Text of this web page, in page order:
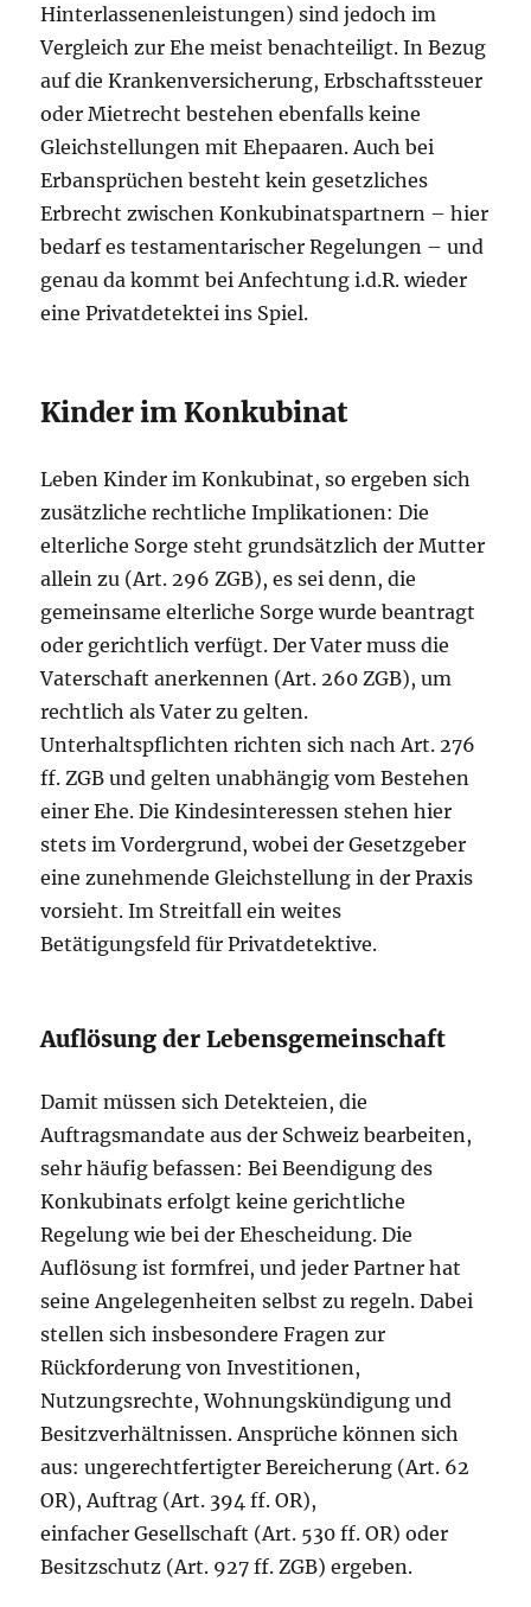
Hinterlassenenleistungen) sind jedoch im
Vergleich zur Ehe meist benachteiligt. In Bezug
auf die Krankenversicherung, Erbschaftssteuer
oder Mietrecht bestehen ebenfalls keine
Gleichstellungen mit Ehepaaren. Auch bei
Erbansprüchen besteht kein gesetzliches
Erbrecht zwischen Konkubinatspartnern – hier
bedarf es testamentarischer Regelungen – und
genau da kommt bei Anfechtung i.d.R. wieder
eine Privatdetektei ins Spiel.
Kinder im Konkubinat
Leben Kinder im Konkubinat, so ergeben sich
zusätzliche rechtliche Implikationen: Die
elterliche Sorge steht grundsätzlich der Mutter
allein zu (Art. 296 ZGB), es sei denn, die
gemeinsame elterliche Sorge wurde beantragt
oder gerichtlich verfügt. Der Vater muss die
Vaterschaft anerkennen (Art. 260 ZGB), um
rechtlich als Vater zu gelten.
Unterhaltspflichten richten sich nach Art. 276
ff. ZGB und gelten unabhängig vom Bestehen
einer Ehe. Die Kindesinteressen stehen hier
stets im Vordergrund, wobei der Gesetzgeber
eine zunehmende Gleichstellung in der Praxis
vorsieht. Im Streitfall ein weites
Betätigungsfeld für Privatdetektive.
Auflösung der Lebensgemeinschaft
Damit müssen sich Detekteien, die
Auftragsmandate aus der Schweiz bearbeiten,
sehr häufig befassen: Bei Beendigung des
Konkubinats erfolgt keine gerichtliche
Regelung wie bei der Ehescheidung. Die
Auflösung ist formfrei, und jeder Partner hat
seine Angelegenheiten selbst zu regeln. Dabei
stellen sich insbesondere Fragen zur
Rückforderung von Investitionen,
Nutzungsrechte, Wohnungskündigung und
Besitzverhältnissen. Ansprüche können sich
aus: ungerechtfertigter Bereicherung (Art. 62
OR), Auftrag (Art. 394 ff. OR),
einfacher Gesellschaft (Art. 530 ff. OR) oder
Besitzschutz (Art. 927 ff. ZGB) ergeben.